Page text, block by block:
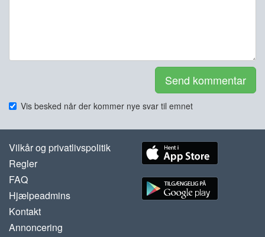
Send kommentar
Vis besked når der kommer nye svar til emnet
Vilkår og privatlivspolitik
Regler
FAQ
Hjælpeadmins
Kontakt
Annoncering